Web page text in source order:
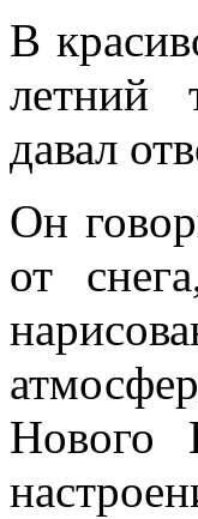
В
летний
давал
Он
от
Нового